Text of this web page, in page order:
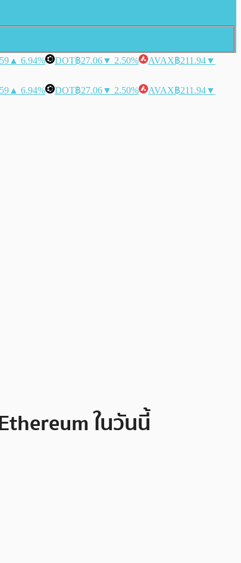
▲ 6.94% DOT฿27.06▼ 2.50% AVAX฿211.94▼
▲ 6.94% DOT฿27.06▼ 2.50% AVAX฿211.94▼
ในวันนี้